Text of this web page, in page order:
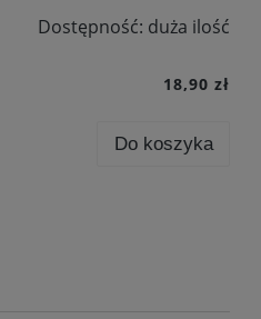
Dostępność: duża ilość
18,90 zł
Do koszyka